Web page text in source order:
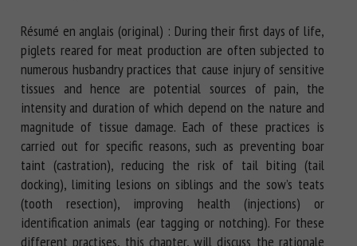
Résumé en anglais (original) : During their first days of life,
piglets reared for meat production are often subjected to
numerous husbandry practices that cause injury of sensitive
tissues and hence are potential sources of pain, the
intensity and duration of which depend on the nature and
magnitude of tissue damage. Each of these practices is
carried out for specific reasons, such as preventing boar
taint (castration), reducing the risk of tail biting (tail
docking), limiting lesions on siblings and the sow’s teats
(tooth resection), improving health (injections) or
identification animals (ear tagging or notching). For these
different practises, this chapter, will discuss the rationale